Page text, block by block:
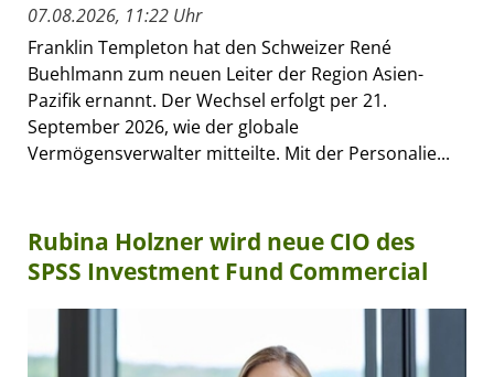
07.08.2026, 11:22 Uhr
Franklin Templeton hat den Schweizer René
Buehlmann zum neuen Leiter der Region Asien-
Pazifik ernannt. Der Wechsel erfolgt per 21.
September 2026, wie der globale
Vermögensverwalter mitteilte. Mit der Personalie...
Rubina Holzner wird neue CIO des
SPSS Investment Fund Commercial